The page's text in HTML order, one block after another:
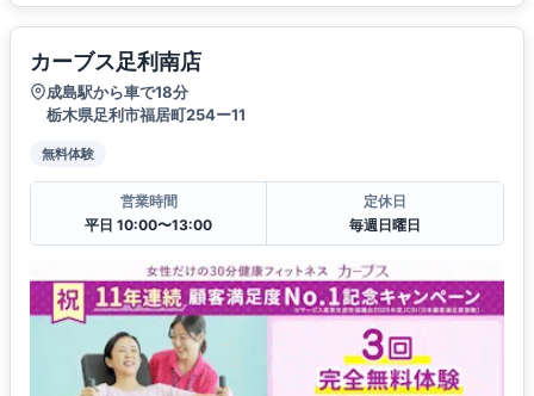
カーブス足利南店
成島駅から車で18分
栃木県足利市福居町254ー11
無料体験
営業時間
平日 10:00〜13:00
定休日
毎週日曜日